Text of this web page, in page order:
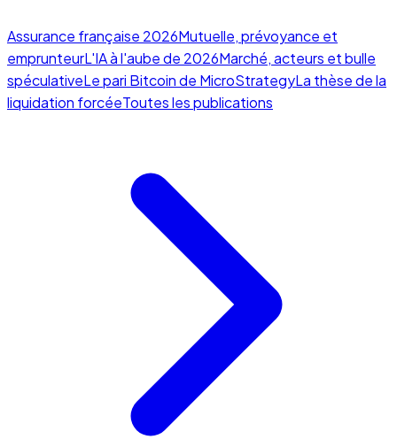
Assurance française 2026Mutuelle, prévoyance et
emprunteurL'IA à l'aube de 2026Marché, acteurs et bulle
spéculativeLe pari Bitcoin de MicroStrategyLa thèse de la
liquidation forcéeToutes les publications